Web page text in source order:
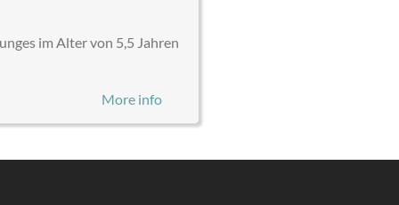
im Alter von 5,5 Jahren
More info